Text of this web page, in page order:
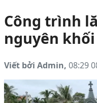
Công trình
nguyên
Viết bởi Admin, 08:29